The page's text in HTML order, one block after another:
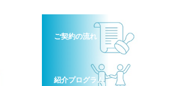
ご契約の流れ
紹介プログラム